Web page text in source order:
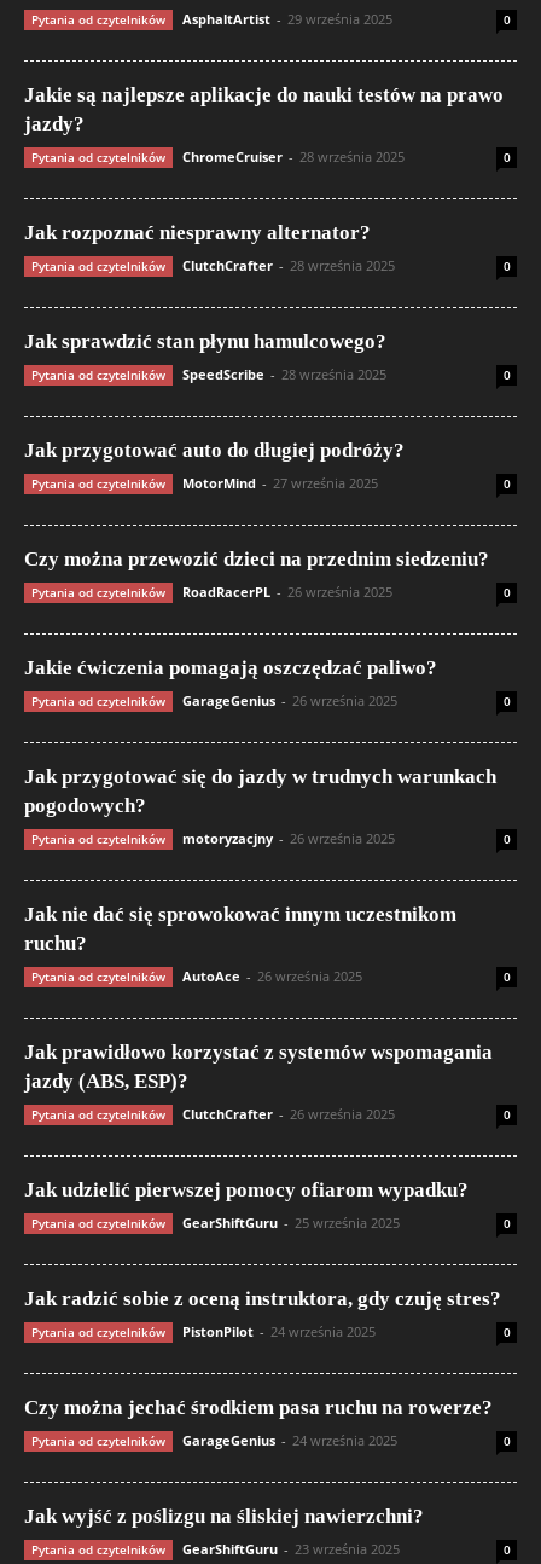
Pytania od czytelników AsphaltArtist - 29 września 2025 0
Jakie są najlepsze aplikacje do nauki testów na prawo
jazdy?
Pytania od czytelników ChromeCruiser - 28 września 2025 0
Jak rozpoznać niesprawny alternator?
Pytania od czytelników ClutchCrafter - 28 września 2025 0
Jak sprawdzić stan płynu hamulcowego?
Pytania od czytelników SpeedScribe - 28 września 2025 0
Jak przygotować auto do długiej podróży?
Pytania od czytelników MotorMind - 27 września 2025 0
Czy można przewozić dzieci na przednim siedzeniu?
Pytania od czytelników RoadRacerPL - 26 września 2025 0
Jakie ćwiczenia pomagają oszczędzać paliwo?
Pytania od czytelników GarageGenius - 26 września 2025 0
Jak przygotować się do jazdy w trudnych warunkach
pogodowych?
Pytania od czytelników motoryzacjny - 26 września 2025 0
Jak nie dać się sprowokować innym uczestnikom
ruchu?
Pytania od czytelników AutoAce - 26 września 2025 0
Jak prawidłowo korzystać z systemów wspomagania
jazdy (ABS, ESP)?
Pytania od czytelników ClutchCrafter - 26 września 2025 0
Jak udzielić pierwszej pomocy ofiarom wypadku?
Pytania od czytelników GearShiftGuru - 25 września 2025 0
Jak radzić sobie z oceną instruktora, gdy czuję stres?
Pytania od czytelników PistonPilot - 24 września 2025 0
Czy można jechać środkiem pasa ruchu na rowerze?
Pytania od czytelników GarageGenius - 24 września 2025 0
Jak wyjść z poślizgu na śliskiej nawierzchni?
Pytania od czytelników GearShiftGuru - 23 września 2025 0